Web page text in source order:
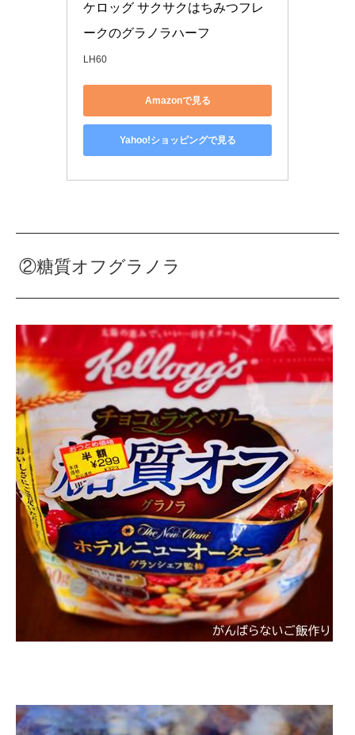
ケロッグ サクサクはちみつフレ
ークのグラノラハーフ
LH60
Amazonで見る
Yahoo!ショッピングで見る
②糖質オフグラノラ